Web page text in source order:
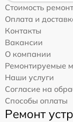
Стоимость
Оплата и
Контакты
Вакансии
О компании
Ремонтируемые
Наши услуги
Согласие на
Способы оплаты
Ремонт